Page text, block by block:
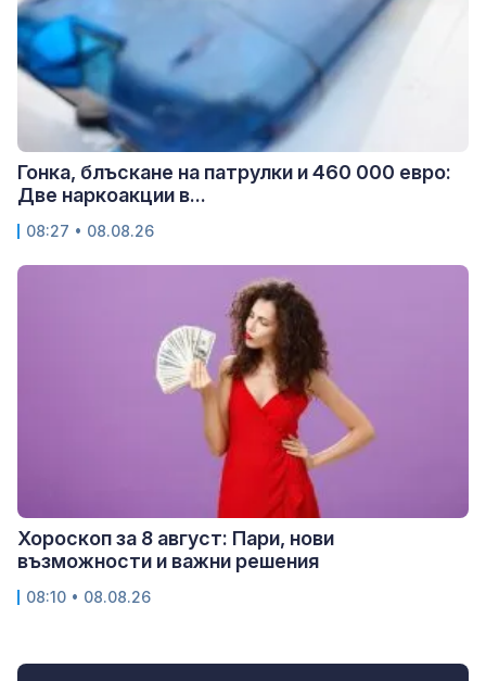
Гонка, блъскане на патрулки и 460 000 евро:
Две наркоакции в...
08:27 • 08.08.26
Хороскоп за 8 август: Пари, нови
възможности и важни решения
08:10 • 08.08.26